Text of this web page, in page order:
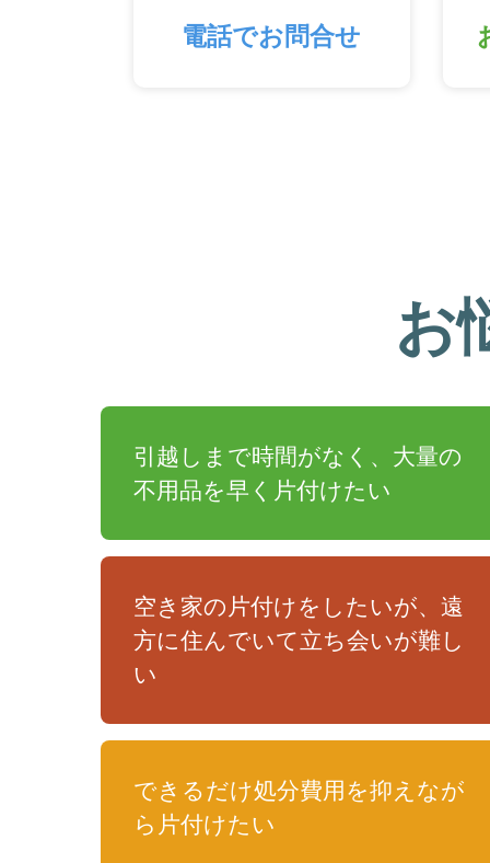
電話でお問合せ
お
引越しまで時間がなく、大量の
不用品を早く片付けたい
空き家の片付けをしたいが、遠
方に住んでいて立ち会いが難し
い
できるだけ処分費用を抑えなが
ら片付けたい